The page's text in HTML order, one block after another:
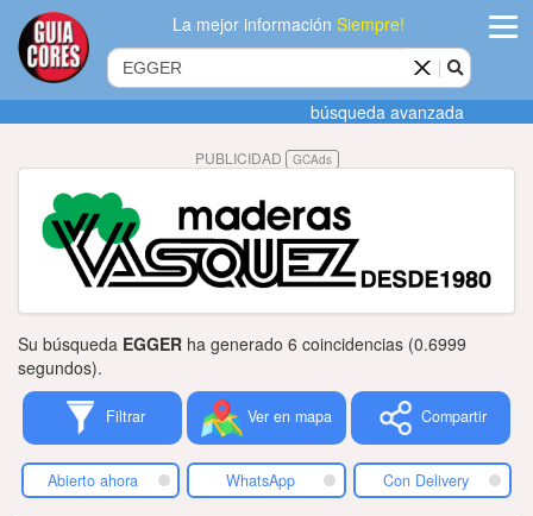
La mejor informaciónSiempre!
Agregar
empresa
Publicidad
Tiendacores
Contactenos
búsqueda avanzada
PUBLICIDAD GCAds
Su búsqueda EGGER ha generado 6 coincidencias (0.6999
segundos).
Filtrar Ver en mapa Compartir
Abierto ahora WhatsApp Con Delivery